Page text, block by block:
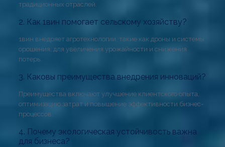
традиционных отраслей.
2. Как 1вин помогает сельскому хозяйству?
1вин внедряет агротехнологии, такие как дроны и системы
орошения, для увеличения урожайности и снижения
потерь.
3. Каковы преимущества внедрения инноваций?
Преимущества включают улучшение клиентского опыта,
оптимизацию затрат и повышение эффективности бизнес-
процессов.
4. Почему экологическая устойчивость важна
для бизнеса?